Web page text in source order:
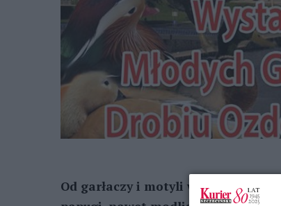
Od garłaczy i motyli warszawskich,